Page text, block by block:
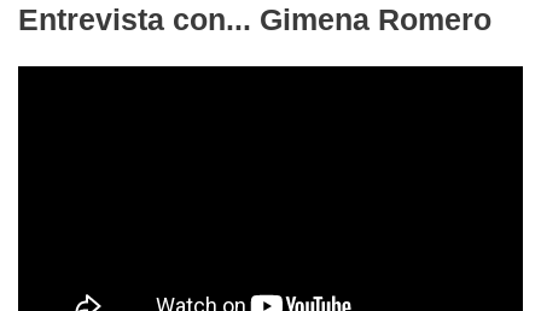
Entrevista con... Gimena Romero